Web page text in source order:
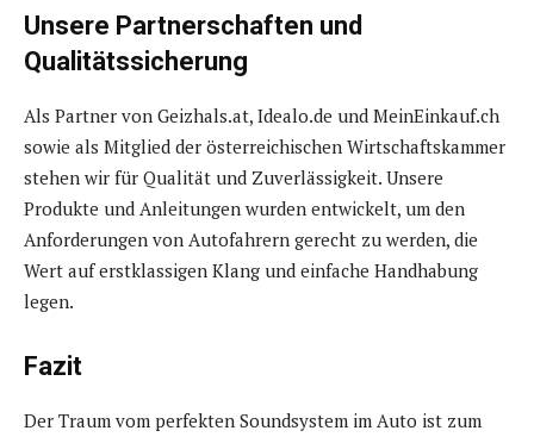
Unsere Partnerschaften und
Qualitätssicherung
Als Partner von Geizhals.at, Idealo.de und MeinEinkauf.ch
sowie als Mitglied der österreichischen Wirtschaftskammer
stehen wir für Qualität und Zuverlässigkeit. Unsere
Produkte und Anleitungen wurden entwickelt, um den
Anforderungen von Autofahrern gerecht zu werden, die
Wert auf erstklassigen Klang und einfache Handhabung
legen.
Fazit
Der Traum vom perfekten Soundsystem im Auto ist zum